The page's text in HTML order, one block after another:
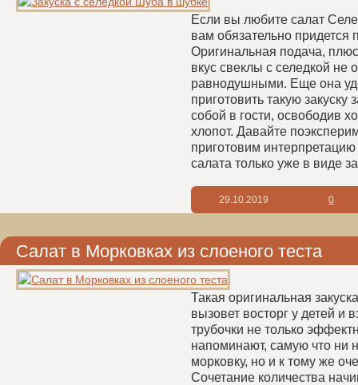
Если вы любите салат
вам обязательно придется
Оригинальная подача,
вкус свеклы с селедкой не
равнодушными. Еще она
приготовить такую закуску
собой в гости, освободив
хлопот. Давайте
приготовим
салата только уже в виде
29.10.2019 0
Салат в Морковках из слоеного теста
Такая оригинальная
вызовет восторг у детей и
трубочки не только
напоминают, самую что ни
морковку, но и к тому же
Сочетание количества